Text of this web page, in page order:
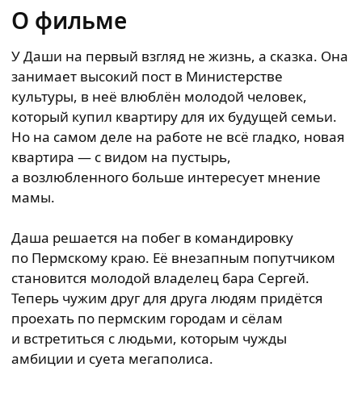
О фильме
У Даши на первый взгляд не жизнь, а сказка. Она
занимает высокий пост в Министерстве
культуры, в неё влюблён молодой человек,
который купил квартиру для их будущей семьи.
Но на самом деле на работе не всё гладко, новая
квартира — с видом на пустырь,
а возлюбленного больше интересует мнение
мамы.
Даша решается на побег в командировку
по Пермскому краю. Её внезапным попутчиком
становится молодой владелец бара Сергей.
Теперь чужим друг для друга людям придётся
проехать по пермским городам и сёлам
и встретиться с людьми, которым чужды
амбиции и суета мегаполиса.